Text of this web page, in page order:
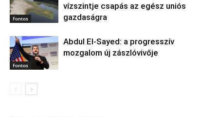
Fontos
vízszintje csapás az egész uniós
gazdaságra
Fontos
Abdul El‑Sayed: a progresszív
mozgalom új zászlóvivője